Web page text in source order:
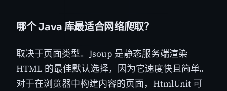
哪个 Java 库最适合网络爬取？
取决于页面类型。Jsoup 是静态服务端渲染
HTML 的最佳默认选择，因为它速度快且简单。
对于在浏览器中构建内容的页面，HtmlUnit 可